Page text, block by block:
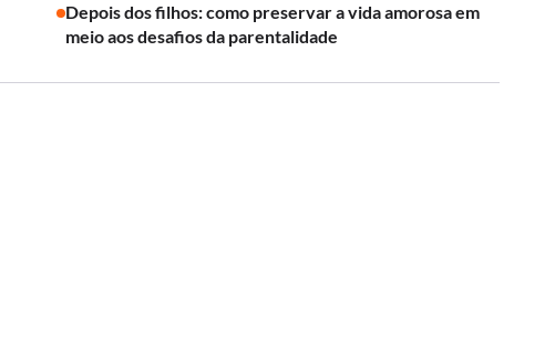
Depois dos filhos: como preservar a vida amorosa em
meio aos desafios da parentalidade